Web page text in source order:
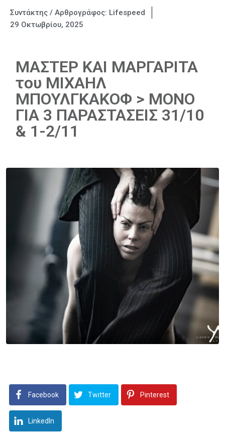
Συντάκτης / Αρθρογράφος: Lifespeed
29 Οκτωβρίου, 2025
ΜΑΣΤΕΡ ΚΑΙ ΜΑΡΓΑΡΙΤΑ
του ΜΙΧΑΗΛ
ΜΠΟΥΛΓΚΑΚΟΦ > ΜΟΝΟ
ΓΙΑ 3 ΠΑΡΑΣΤΑΣΕΙΣ 31/10
& 1-2/11
Facebook Twitter Pinterest
LinkedIn